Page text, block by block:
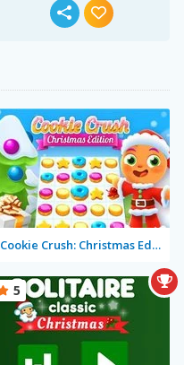
Cookie Crush: Christmas Edition
5